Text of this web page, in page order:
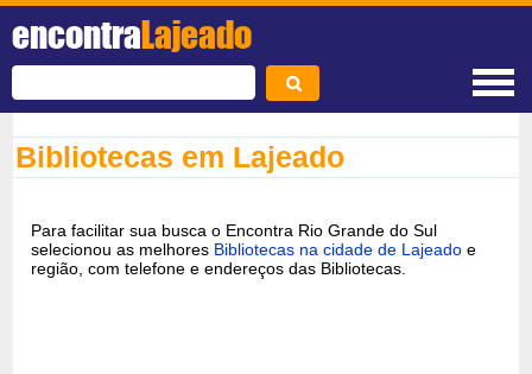
encontraLajeado
Bibliotecas em Lajeado
Para facilitar sua busca o Encontra Rio Grande do Sul
selecionou as melhores Bibliotecas na cidade de Lajeado e
região, com telefone e endereços das Bibliotecas.